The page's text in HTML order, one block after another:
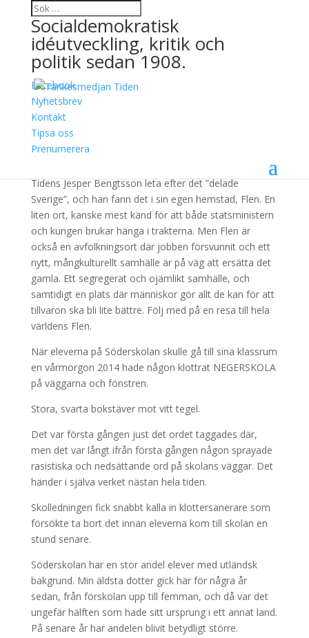
Socialdemokratisk
idéutveckling, kritik och
politik sedan 1908.
Facebook
Nyhetsbrev
Kontakt
Tipsa oss
Prenumerera
Hela världens Flen
14 januari, 2015
I spåren av Sverigedemokraternas framgångar började
Tidens Jesper Bengtsson leta efter det ”delade
Sverige”, och han fann det i sin egen hemstad, Flen. En
liten ort, kanske mest känd för att både statsministern
och kungen brukar hänga i trakterna. Men Flen är
också en avfolkningsort där jobben försvunnit och ett
nytt, mångkulturellt samhälle är på väg att ersätta det
gamla. Ett segregerat och ojämlikt samhälle, och
samtidigt en plats där människor gör allt de kan för att
tillvaron ska bli lite bättre. Följ med på en resa till hela
världens Flen.
När eleverna på Söderskolan skulle gå till sina klassrum
en vårmorgon 2014 hade någon klottrat NEGERSKOLA
på väggarna och fönstren.
Stora, svarta bokstäver mot vitt tegel.
Det var första gången just det ordet taggades där,
men det var långt ifrån första gången någon sprayade
rasistiska och nedsättande ord på skolans väggar. Det
händer i själva verket nästan hela tiden.
Skolledningen fick snabbt kalla in klottersanerare som
försökte ta bort det innan eleverna kom till skolan en
stund senare.
Söderskolan har en stor andel elever med utländsk
bakgrund. Min äldsta dotter gick här för några år
sedan, från förskolan upp till femman, och då var det
ungefär hälften som hade sitt ursprung i ett annat land.
På senare år har andelen blivit betydligt större.